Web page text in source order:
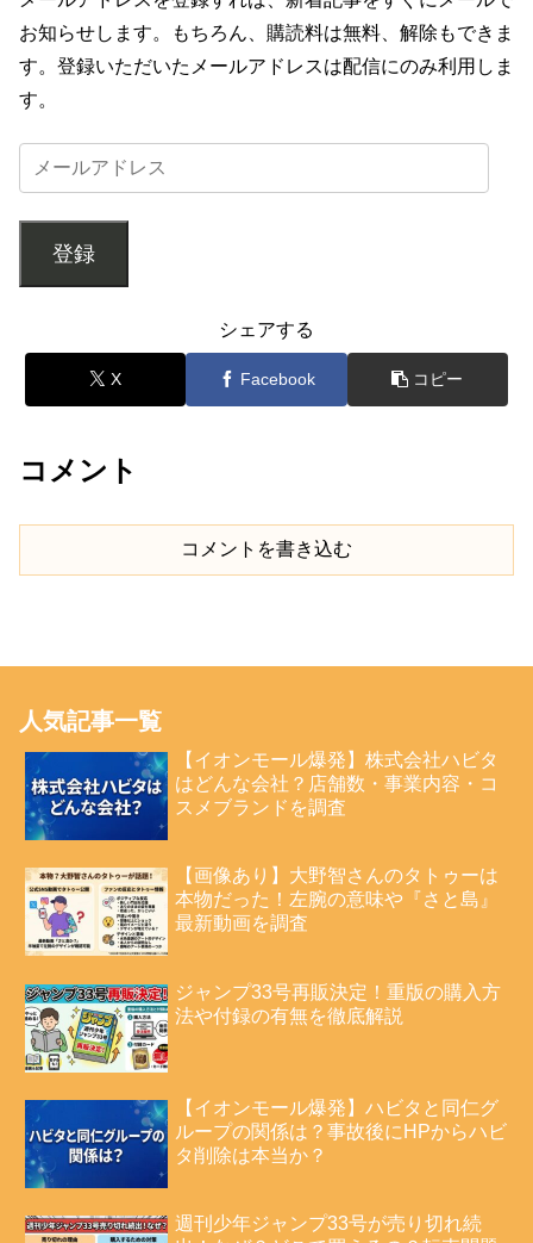
お知らせします。もちろん、購読料は無料、解除もできま
す。登録いただいたメールアドレスは配信にのみ利用しま
す。
登録
シェアする
X Facebook コピー
コメント
コメントを書き込む
人気記事一覧
【イオンモール爆発】株式会社ハビタ
はどんな会社？店舗数・事業内容・コ
スメブランドを調査
【画像あり】大野智さんのタトゥーは
本物だった！左腕の意味や『さと島』
最新動画を調査
ジャンプ33号再販決定！重版の購入方
法や付録の有無を徹底解説
【イオンモール爆発】ハビタと同仁グ
ループの関係は？事故後にHPからハビ
タ削除は本当か？
週刊少年ジャンプ33号が売り切れ続